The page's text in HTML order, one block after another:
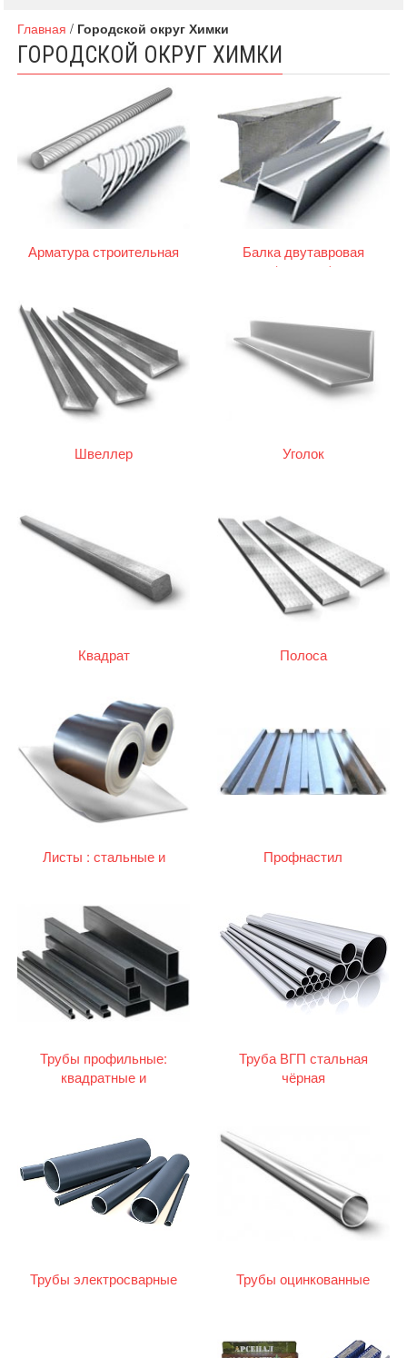
Главная / Городской округ Химки
ГОРОДСКОЙ ОКРУГ ХИМКИ
Арматура строительная
Балка двутавровая
(двутавр)
Швеллер Уголок
Квадрат Полоса
Листы : стальные и
Профнастил
Трубы профильные:
квадратные и
Труба ВГП стальная
чёрная
Трубы электросварные Трубы оцинкованные